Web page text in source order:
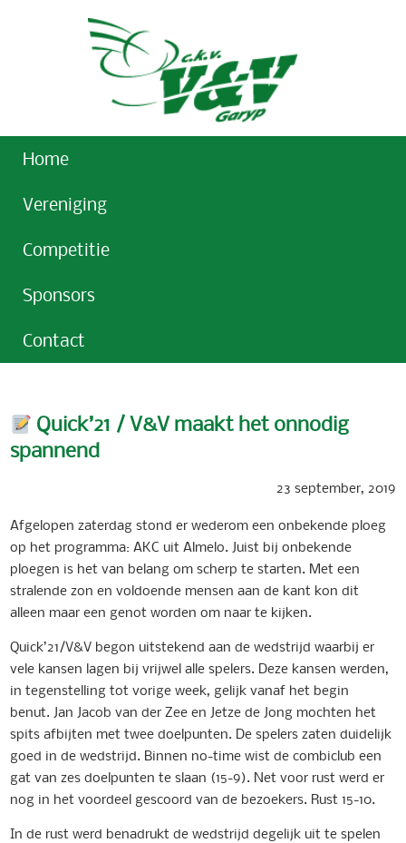
Home
Vereniging
Competitie
Sponsors
Contact
Quick’21 / V&V maakt het onnodig
spannend
23 september, 2019
Afgelopen zaterdag stond er wederom een onbekende ploeg
op het programma: AKC uit Almelo. Juist bij onbekende
ploegen is het van belang om scherp te starten. Met een
stralende zon en voldoende mensen aan de kant kon dit
alleen maar een genot worden om naar te kijken.
Quick’21/V&V begon uitstekend aan de wedstrijd waarbij er
vele kansen lagen bij vrijwel alle spelers. Deze kansen werden,
in tegenstelling tot vorige week, gelijk vanaf het begin
benut. Jan Jacob van der Zee en Jetze de Jong mochten het
spits afbijten met twee doelpunten. De spelers zaten duidelijk
goed in de wedstrijd. Binnen no-time wist de combiclub een
gat van zes doelpunten te slaan (15-9). Net voor rust werd er
nog in het voordeel gescoord van de bezoekers. Rust 15-10.
In de rust werd benadrukt de wedstrijd degelijk uit te spelen